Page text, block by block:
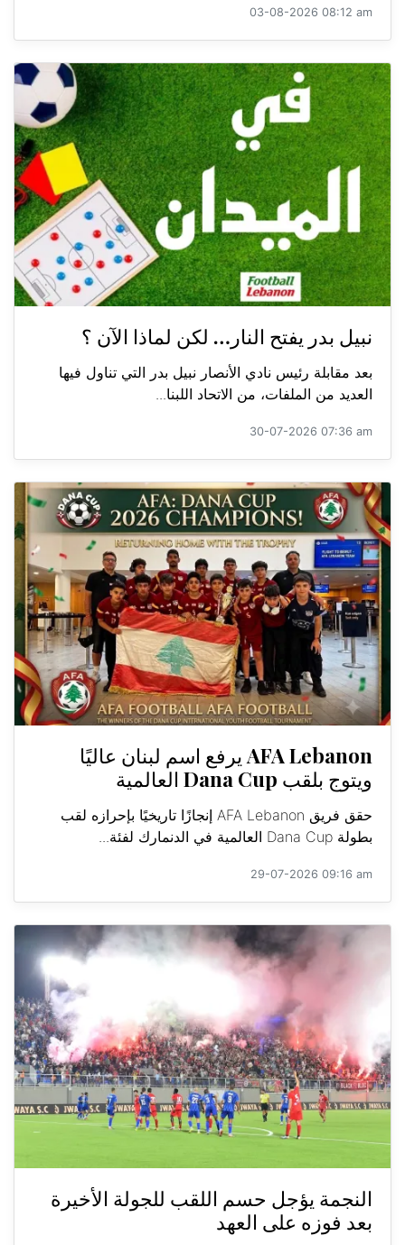
03-08-2026 08:12 am
نبيل بدر يفتح النار… لكن لماذا الآن ؟
بعد مقابلة رئيس نادي الأنصار نبيل بدر التي تناول فيها
العديد من الملفات، من الاتحاد اللبنا...
30-07-2026 07:36 am
AFA Lebanon يرفع اسم لبنان عاليًا
ويتوج بلقب Dana Cup العالمية
حقق فريق AFA Lebanon إنجازًا تاريخيًا بإحرازه لقب
بطولة Dana Cup العالمية في الدنمارك لفئة...
29-07-2026 09:16 am
النجمة يؤجل حسم اللقب للجولة الأخيرة
بعد فوزه على العهد